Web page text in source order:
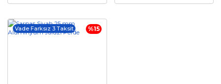
%15
Vade Farksız 3 Taksit